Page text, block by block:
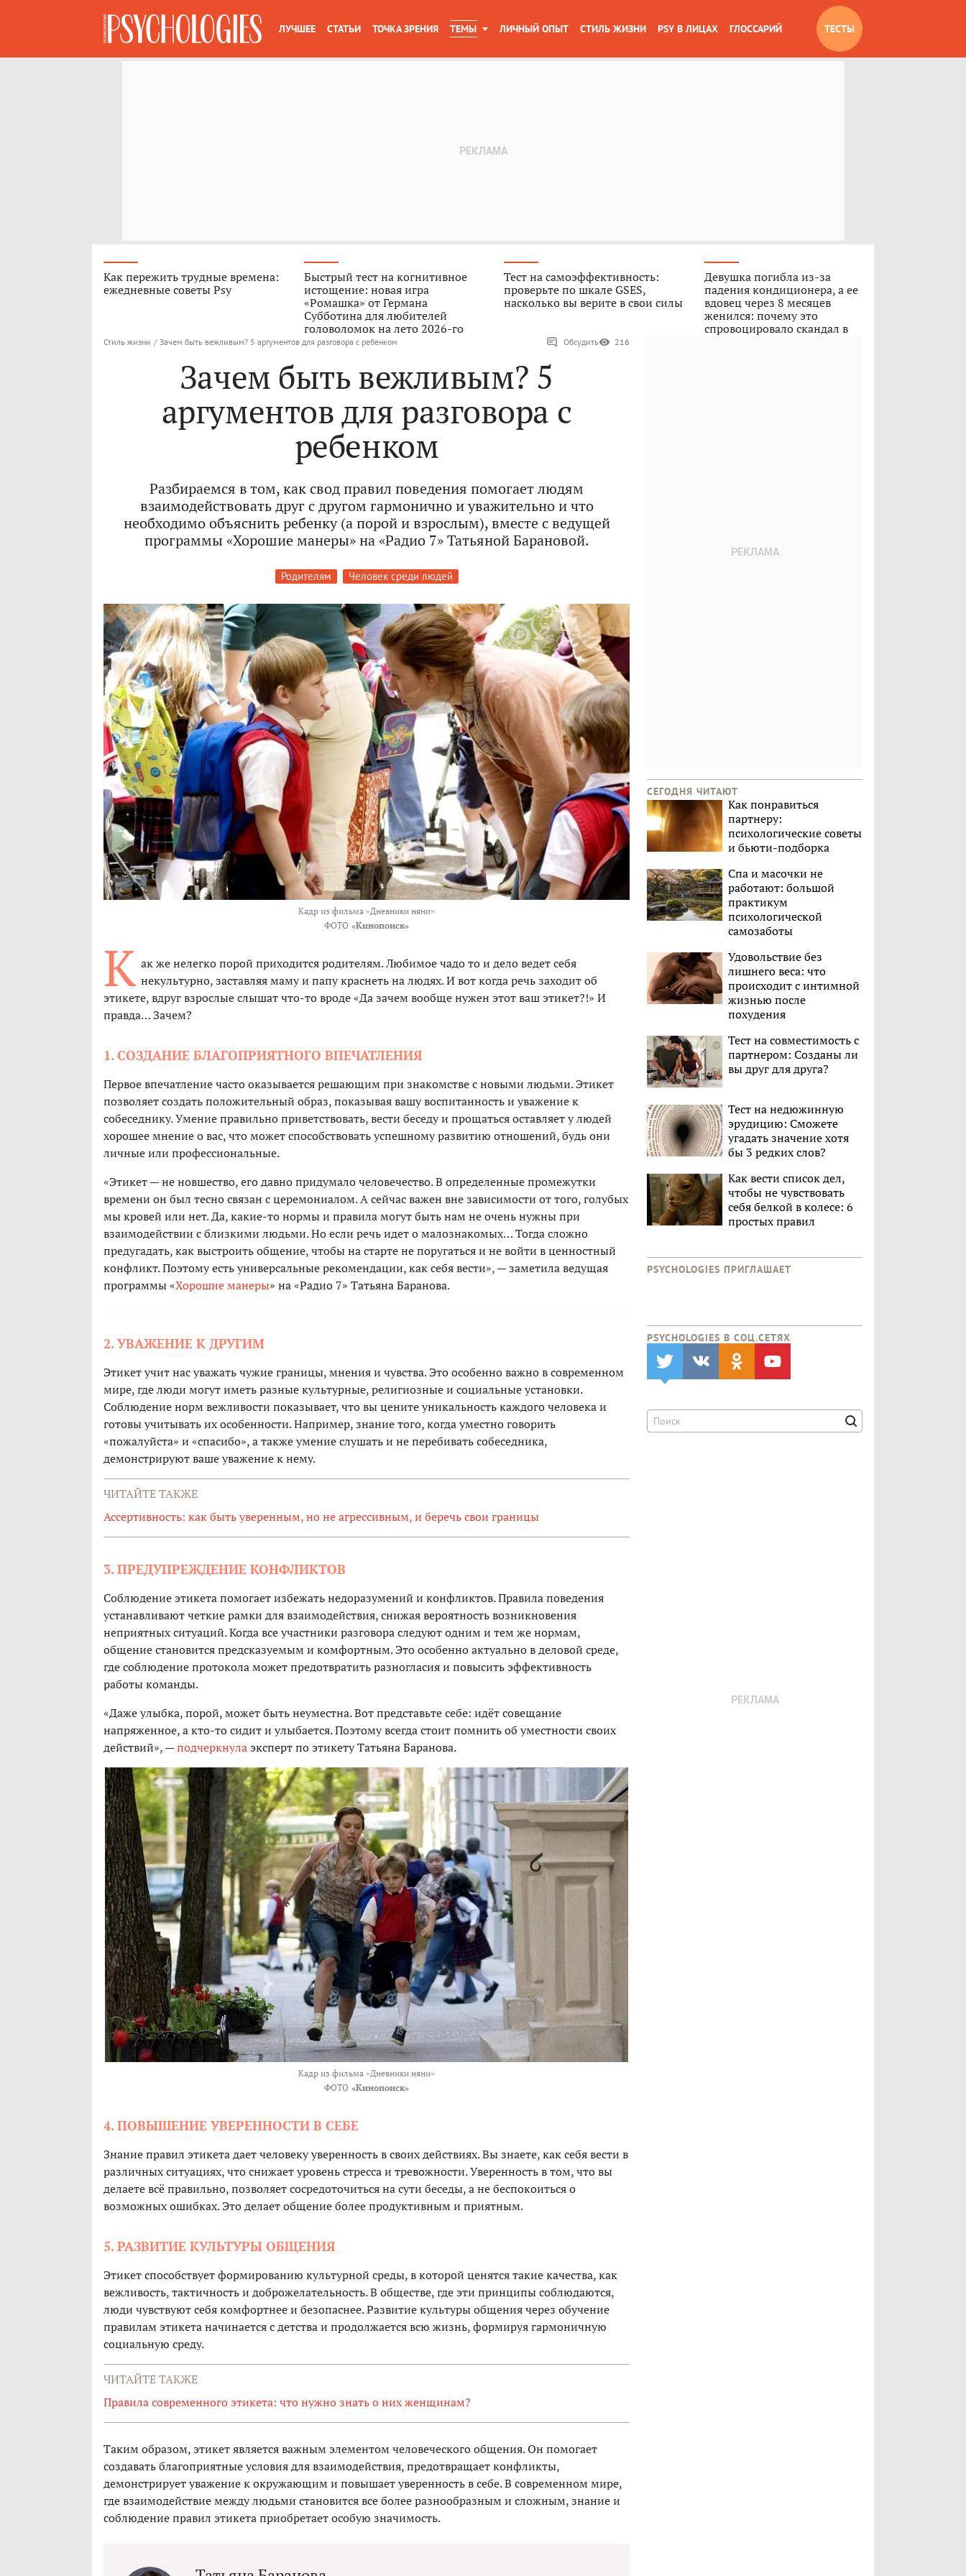
ЛУЧШЕЕ СТАТЬИ ТОЧКА ЗРЕНИЯ ТЕМЫ ЛИЧНЫЙ ОПЫТ СТИЛЬ ЖИЗНИ PSY В ЛИЦАХ ГЛОССАРИЙ ТЕСТЫ
Как пережить трудные времена:
ежедневные советы Psy
Быстрый тест на когнитивное
истощение: новая игра
«Ромашка» от Германа
Субботина для любителей
головоломок на лето 2026-го
Тест на самоэффективность:
проверьте по шкале GSES,
насколько вы верите в свои силы
Девушка погибла из-за
падения кондиционера, а ее
вдовец через 8 месяцев
женился: почему это
спровоцировало скандал в
Стиль жизни / Зачем быть вежливым? 5 аргументов для разговора с ребенком Обсудить 216
Зачем быть вежливым? 5
аргументов для разговора с
ребенком
Разбираемся в том, как свод правил поведения помогает людям
взаимодействовать друг с другом гармонично и уважительно и что
необходимо объяснить ребенку (а порой и взрослым), вместе с ведущей
программы «Хорошие манеры» на «Радио 7» Татьяной Барановой.
Родителям Человек среди людей
Кадр из фильма «Дневники няни»
ФОТО «Кинопоиск»
К ак же нелегко порой приходится родителям. Любимое чадо то и дело ведет себя
некультурно, заставляя маму и папу краснеть на людях. И вот когда речь заходит об
этикете, вдруг взрослые слышат что-то вроде «Да зачем вообще нужен этот ваш этикет?!» И
правда… Зачем?
1. СОЗДАНИЕ БЛАГОПРИЯТНОГО ВПЕЧАТЛЕНИЯ
Первое впечатление часто оказывается решающим при знакомстве с новыми людьми. Этикет
позволяет создать положительный образ, показывая вашу воспитанность и уважение к
собеседнику. Умение правильно приветствовать, вести беседу и прощаться оставляет у людей
хорошее мнение о вас, что может способствовать успешному развитию отношений, будь они
личные или профессиональные.
«Этикет — не новшество, его давно придумало человечество. В определенные промежутки
времени он был тесно связан с церемониалом. А сейчас важен вне зависимости от того, голубых
мы кровей или нет. Да, какие-то нормы и правила могут быть нам не очень нужны при
взаимодействии с близкими людьми. Но если речь идет о малознакомых… Тогда сложно
предугадать, как выстроить общение, чтобы на старте не поругаться и не войти в ценностный
конфликт. Поэтому есть универсальные рекомендации, как себя вести», — заметила ведущая
программы «Хорошие манеры» на «Радио 7» Татьяна Баранова.
2. УВАЖЕНИЕ К ДРУГИМ
Этикет учит нас уважать чужие границы, мнения и чувства. Это особенно важно в современном
мире, где люди могут иметь разные культурные, религиозные и социальные установки.
Соблюдение норм вежливости показывает, что вы цените уникальность каждого человека и
готовы учитывать их особенности. Например, знание того, когда уместно говорить
«пожалуйста» и «спасибо», а также умение слушать и не перебивать собеседника,
демонстрируют ваше уважение к нему.
ЧИТАЙТЕ ТАКЖЕ
Ассертивность: как быть уверенным, но не агрессивным, и беречь свои границы
3. ПРЕДУПРЕЖДЕНИЕ КОНФЛИКТОВ
Соблюдение этикета помогает избежать недоразумений и конфликтов. Правила поведения
устанавливают четкие рамки для взаимодействия, снижая вероятность возникновения
неприятных ситуаций. Когда все участники разговора следуют одним и тем же нормам,
общение становится предсказуемым и комфортным. Это особенно актуально в деловой среде,
где соблюдение протокола может предотвратить разногласия и повысить эффективность
работы команды.
«Даже улыбка, порой, может быть неуместна. Вот представьте себе: идёт совещание
напряженное, а кто-то сидит и улыбается. Поэтому всегда стоит помнить об уместности своих
действий», —подчеркнулаэксперт по этикету Татьяна Баранова.
Кадр из фильма «Дневники няни»
ФОТО «Кинопоиск»
4. ПОВЫШЕНИЕ УВЕРЕННОСТИ В СЕБЕ
Знание правил этикета дает человеку уверенность в своих действиях. Вы знаете, как себя вести в
различных ситуациях, что снижает уровень стресса и тревожности. Уверенность в том, что вы
делаете всё правильно, позволяет сосредоточиться на сути беседы, а не беспокоиться о
возможных ошибках. Это делает общение более продуктивным и приятным.
5. РАЗВИТИЕ КУЛЬТУРЫ ОБЩЕНИЯ
Этикет способствует формированию культурной среды, в которой ценятся такие качества, как
вежливость, тактичность и доброжелательность. В обществе, где эти принципы соблюдаются,
люди чувствуют себя комфортнее и безопаснее. Развитие культуры общения через обучение
правилам этикета начинается с детства и продолжается всю жизнь, формируя гармоничную
социальную среду.
ЧИТАЙТЕ ТАКЖЕ
Правила современного этикета: что нужно знать о них женщинам?
Таким образом, этикет является важным элементом человеческого общения. Он помогает
создавать благоприятные условия для взаимодействия, предотвращает конфликты,
демонстрирует уважение к окружающим и повышает уверенность в себе. В современном мире,
где взаимодействие между людьми становится все более разнообразным и сложным, знание и
соблюдение правил этикета приобретает особую значимость.
СЕГОДНЯ ЧИТАЮТ
Как понравиться
партнеру:
психологические советы
и бьюти-подборка
Спа и масочки не
работают: большой
практикум
психологической
самозаботы
Удовольствие без
лишнего веса: что
происходит с интимной
жизнью после
похудения
Тест на совместимость с
партнером: Созданы ли
вы друг для друга?
Тест на недюжинную
эрудицию: Сможете
угадать значение хотя
бы 3 редких слов?
Как вести список дел,
чтобы не чувствовать
себя белкой в колесе: 6
простых правил
PSYCHOLOGIES ПРИГЛАШАЕТ
PSYCHOLOGIES В CОЦ.СЕТЯХ